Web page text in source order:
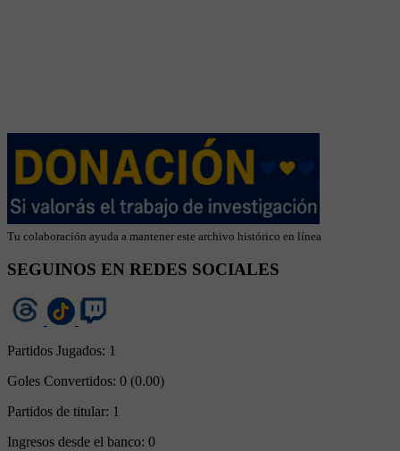
Tu colaboración ayuda a mantener este archivo histórico en línea
SEGUINOS EN REDES SOCIALES
Partidos Jugados: 1
Goles Convertidos: 0 (0.00)
Partidos de titular: 1
Ingresos desde el banco: 0